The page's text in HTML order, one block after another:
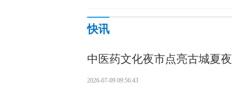
快讯
中医药文化夜市点亮古城夏夜
2026-07-09 09:56:43